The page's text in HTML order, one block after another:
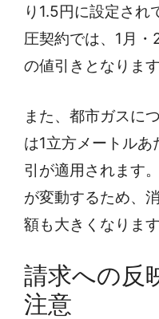
り1.5円に設定され
圧契約では、1月
の値引きとなります
また、都市ガスに
は1立方メートル
引が適用されます
が変動するため、
額も大きくなります
請求への反
注意